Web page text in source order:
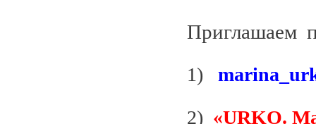
Приглашаем
1)
2) «URKO.